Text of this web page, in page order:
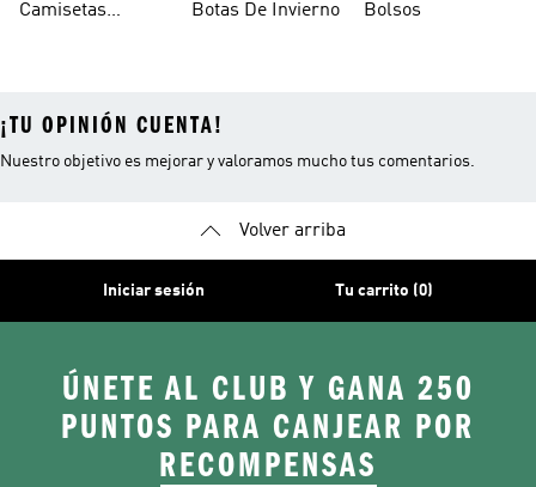
Camisetas
Botas De Invierno
Bolsos
¡TU OPINIÓN CUENTA!
Nuestro objetivo es mejorar y valoramos mucho tus comentarios.
Volver arriba
Iniciar sesión Tu carrito (0)
ÚNETE AL CLUB Y GANA 250
PUNTOS PARA CANJEAR POR
RECOMPENSAS